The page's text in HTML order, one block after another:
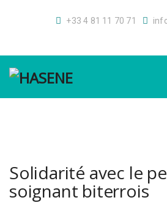
+33 4 81 11 70 71
Solidarité avec le
soignant biterrois